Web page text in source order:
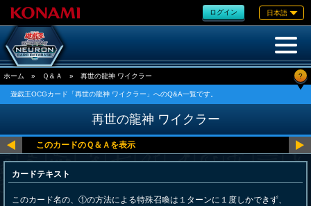
ログイン 日本語
ホーム » Ｑ＆Ａ » 再世の龍神 ワイクラー ?
遊戯王OCGカード「再世の龍神 ワイクラー」へのQ&A一覧です。
再世の龍神 ワイクラー
カードテキスト
このカード名の、①の方法による特殊召喚は１ターンに１度しかできず、